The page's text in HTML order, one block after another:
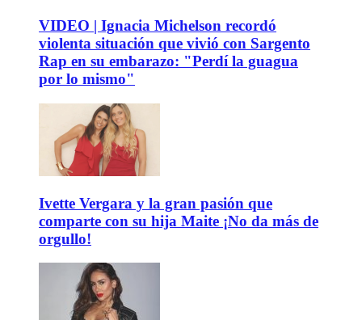
VIDEO | Ignacia Michelson recordó
violenta situación que vivió con Sargento
Rap en su embarazo: "Perdí la guagua
por lo mismo"
Ivette Vergara y la gran pasión que
comparte con su hija Maite ¡No da más de
orgullo!